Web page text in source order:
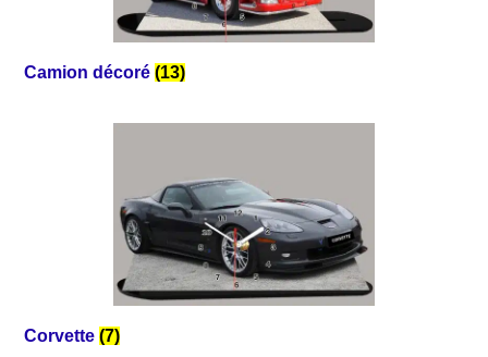
Camion décoré (13)
Corvette (7)